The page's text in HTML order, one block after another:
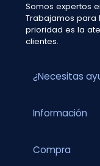
Somos expertos
Trabajamos para
prioridad es la
clientes.
¿Necesitas
Información
Compra